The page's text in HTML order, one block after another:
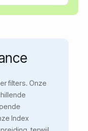
filters. Onze
Index